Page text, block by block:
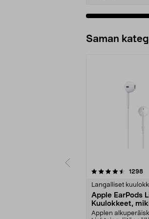
Saman
1298
Langalliset
Apple EarPods
Kuulokkeet,
Applen
4.5